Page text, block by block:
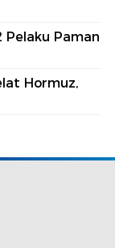
Pelaku Paman
Hormuz,